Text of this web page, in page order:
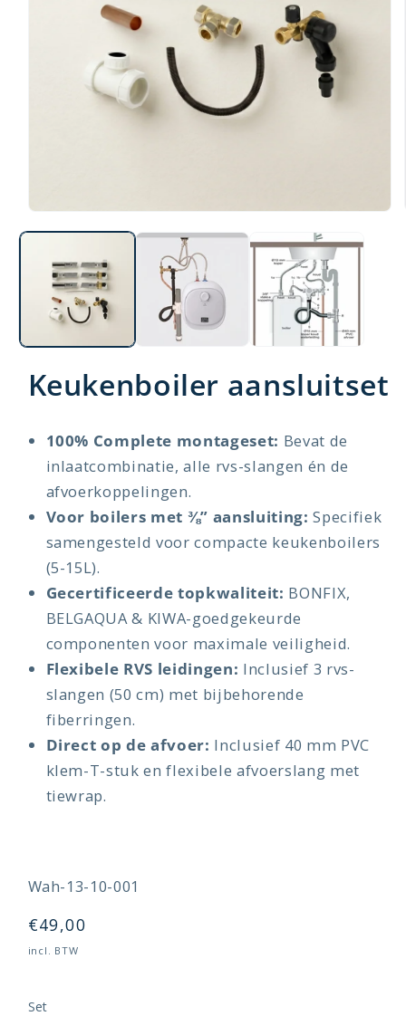
Keukenboiler aansluitset
100% Complete montageset: Bevat de
inlaatcombinatie, alle rvs-slangen én de
afvoerkoppelingen.
Voor boilers met ⅜” aansluiting: Specifiek
samengesteld voor compacte keukenboilers
(5-15L).
Gecertificeerde topkwaliteit: BONFIX,
BELGAQUA & KIWA-goedgekeurde
componenten voor maximale veiligheid.
Flexibele RVS leidingen: Inclusief 3 rvs-
slangen (50 cm) met bijbehorende
fiberringen.
Direct op de afvoer: Inclusief 40 mm PVC
klem-T-stuk en flexibele afvoerslang met
tiewrap.
SKU:
Wah-13-10-001
Normale
prijs
€49,00
incl. BTW
Set